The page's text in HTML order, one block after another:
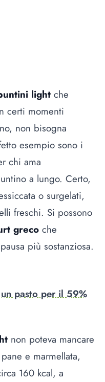
light che
certi momenti
non bisogna
esempio sono i
chi ama
a lungo. Certo,
o surgelati,
freschi. Si possono
greco che
più sostanziosa.
pasto per il 59%
non poteva mancare
e marmellata,
160 kcal, a